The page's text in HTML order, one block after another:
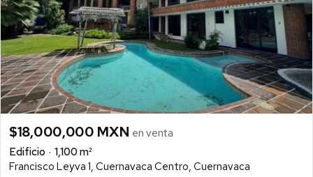
$18,000,000 MXN en venta
Edificio
1,100 m²
Francisco Leyva 1, Cuernavaca Centro, Cuernavaca